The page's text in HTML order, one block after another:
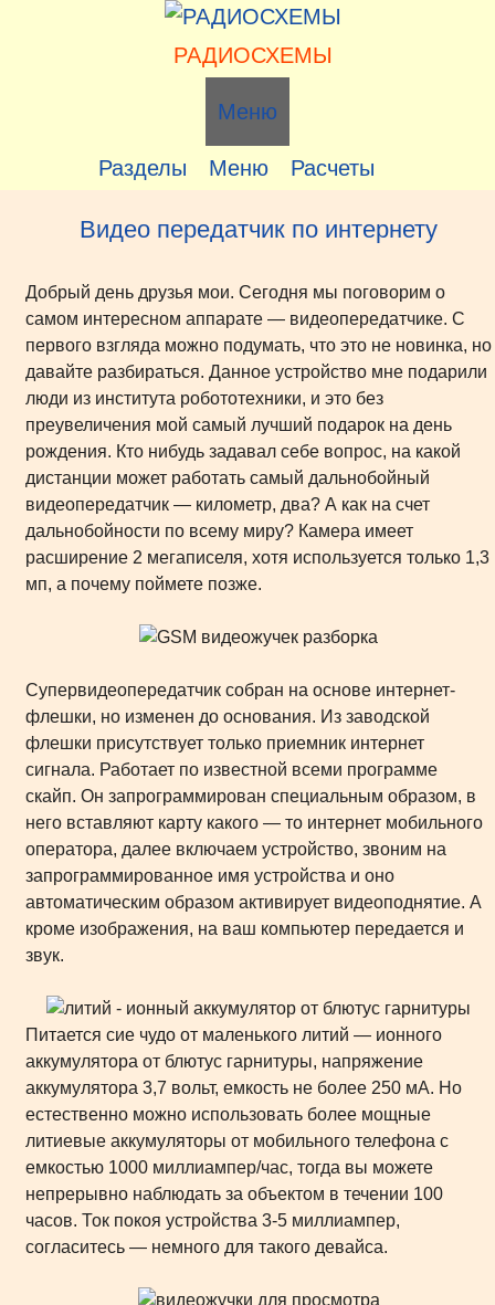
РАДИОСХЕМЫ
Меню
Разделы Меню Расчеты
Видео передатчик по интернету
Добрый день друзья мои. Сегодня мы поговорим о
самом интересном аппарате — видеопередатчике. С
первого взгляда можно подумать, что это не новинка, но
давайте разбираться. Данное устройство мне подарили
люди из института робототехники, и это без
преувеличения мой самый лучший подарок на день
рождения. Кто нибудь задавал себе вопрос, на какой
дистанции может работать самый дальнобойный
видеопередатчик — километр, два? А как на счет
дальнобойности по всему миру? Камера имеет
расширение 2 мегаписеля, хотя используется только 1,3
мп, а почему поймете позже.
Супервидеопередатчик собран на основе интернет-
флешки, но изменен до основания. Из заводской
флешки присутствует только приемник интернет
сигнала. Работает по известной всеми программе
скайп. Он запрограммирован специальным образом, в
него вставляют карту какого — то интернет мобильного
оператора, далее включаем устройство, звоним на
запрограммированное имя устройства и оно
автоматическим образом активирует видеоподнятие. А
кроме изображения, на ваш компьютер передается и
звук.
Питается сие чудо от маленького литий — ионного
аккумулятора от блютус гарнитуры, напряжение
аккумулятора 3,7 вольт, емкость не более 250 мА. Но
естественно можно использовать более мощные
литиевые аккумуляторы от мобильного телефона с
емкостью 1000 миллиампер/час, тогда вы можете
непрерывно наблюдать за объектом в течении 100
часов. Ток покоя устройства 3-5 миллиампер,
согласитесь — немного для такого девайса.